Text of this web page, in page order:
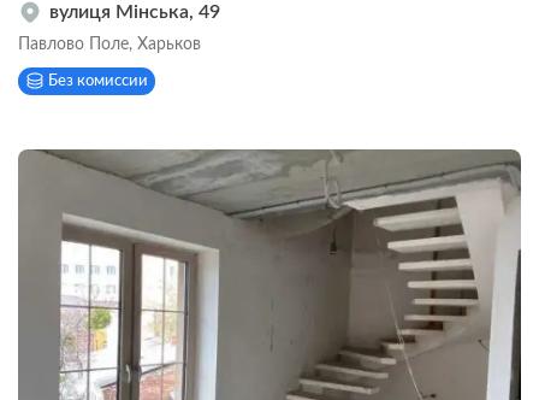
вулиця Мінська, 49
Павлово Поле, Харьков
Без комиссии